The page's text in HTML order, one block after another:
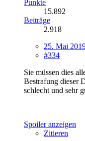
Punkte
15.892
Beiträge
2.918
25. Mai
#334
Sie müssen dies
Bestrafung dieser
schlecht und sehr
Spoiler anzeigen
Zitieren